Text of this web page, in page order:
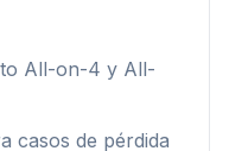
All-on-4 y All-
casos de pérdida